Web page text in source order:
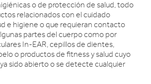
o de protección de salud, todo
relacionados con el cuidado
e higiene o que requieran contacto
partes del cuerpo como por
In-EAR, cepillos de dientes,
o productos de fitness y salud cuyo
sido abierto o se detecte cualquier